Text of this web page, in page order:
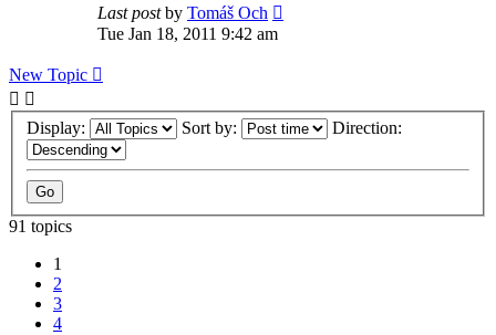
Last postby Tomáš Och
Tue Jan 18, 2011 9:42 am
New Topic
Display: Sort by: Direction:
91 topics
1
2
3
4